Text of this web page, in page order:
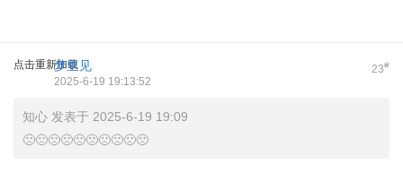
点击重新加载 23#
梦里见
2025-6-19 19:13:52
知心 发表于 2025-6-19 19:09
🙁🙁🙁🙁🙁🙁🙁🙁🙁🙁